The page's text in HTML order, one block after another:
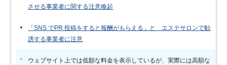
させる事業者に関する注意喚起
「SNS でPR 投稿をすると報酬がもらえる」と エステサロンで勧
誘する事業者に注意
ウェブサイト上では低額な料金を表示しているが、実際には高額な